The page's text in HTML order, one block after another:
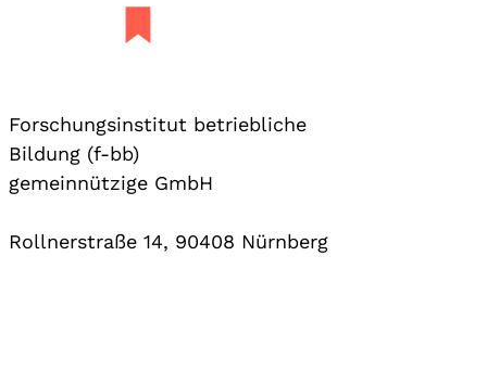
Forschungsinstitut betriebliche
Bildung (f-bb)
gemeinnützige GmbH
Rollnerstraße 14, 90408 Nürnberg